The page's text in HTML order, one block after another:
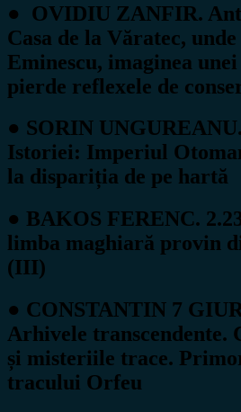
● OVIDIU ZANFIR.
Casa de la Văratec,
Eminescu, imaginea
pierde reflexele de
● SORIN
Istoriei: Imperiul
la dispariția de pe hartă
● BAKOS FERENC.
limba maghiară provin
(III)
● CONSTANTIN 7
Arhivele transcendente.
și misteriile trace.
tracului Orfeu